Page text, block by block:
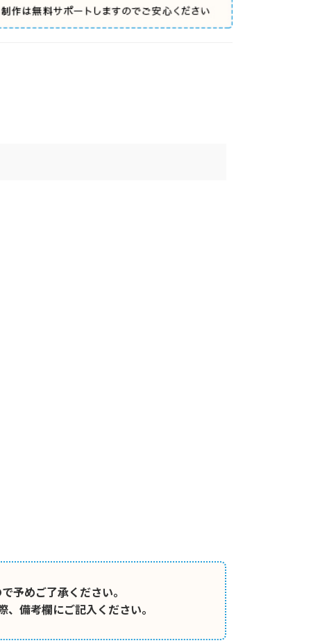
予めご了承ください。
備考欄にご記入ください。